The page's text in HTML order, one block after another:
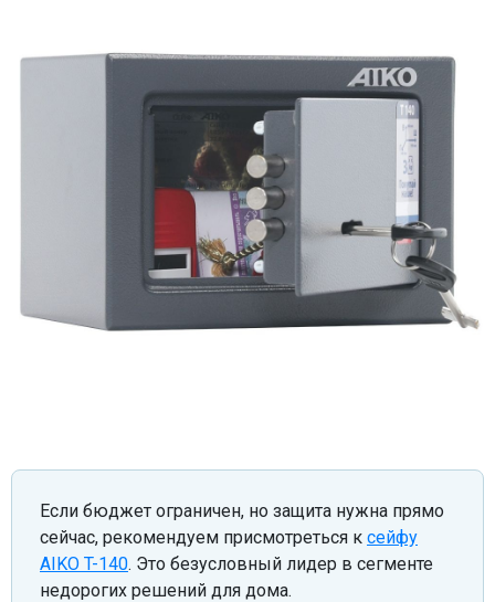
Если бюджет ограничен, но защита нужна прямо
сейчас, рекомендуем присмотреться к сейфу
AIKO T-140. Это безусловный лидер в сегменте
недорогих решений для дома.